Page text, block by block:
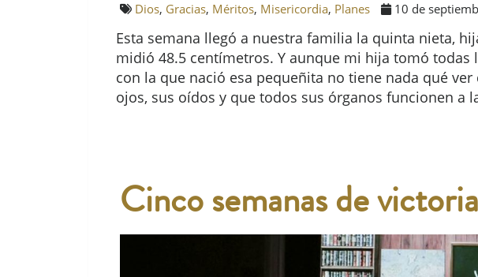
Dios, Gracias, Méritos, Misericordia, Planes 10 de
Esta semana llegó a nuestra familia la quinta nieta,
midió 48.5 centímetros. Y aunque mi hija tomó
con la que nació esa pequeñita no tiene nada qué
ojos, sus oídos y que todos sus órganos funcionen a
Cinco semanas de victoria